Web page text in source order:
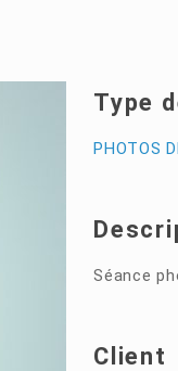
Type
PHOTOS
Séance
Client